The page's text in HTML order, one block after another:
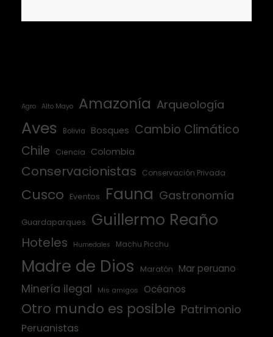
Agro Alto Mayo Amazonía Arqueología
Aves Bolivia Bosques Cambio Climático
Chile
Ciencia Colombia
Conservacionistas Conservación Privada
Cusco Eventos Fauna Gastronomía
Guardaparques Guillermo Reaño
Hoteles Humedales Machu Picchu
Madre de Dios Maratón Mar peruano
Minería ilegal Mis amigos Océanos
Otro mundo es posible Patrimonio
Peruanistas